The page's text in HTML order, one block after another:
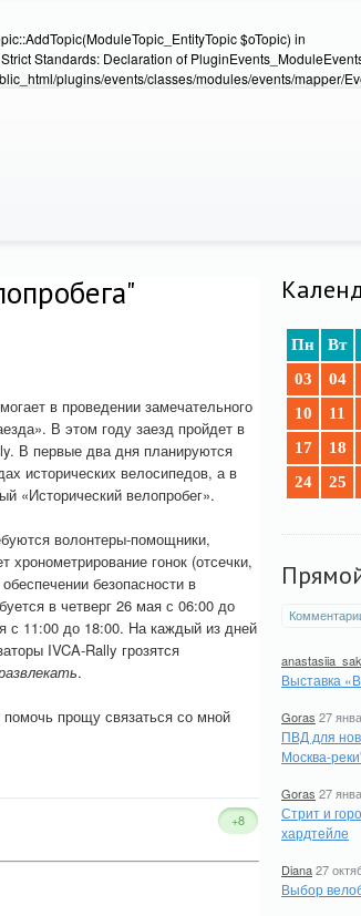
$oTopic) in
Standards: Declaration of
plugins/events/classes/modules/events/mapper/
Пн Вт
03
04
10
11
17
18
24
25
Выставка
Goras 27
ПВД для
Москва-
Goras 27
Стрит и
хардтейле
Diana27
Выбор
в проведении замечательного
В этом году заезд пройдет в
В первые два дня планируются
исторических велосипедов, а в
«Исторический велопробег».
волонтеры-помощники,
хронометрирование гонок (отсечки,
безопасности в
в четверг 26 мая с 06:00 до
с 11:00 до 18:00. На каждый из дней
IVCA-Rally грозятся
.
прощу связаться со мной
+8